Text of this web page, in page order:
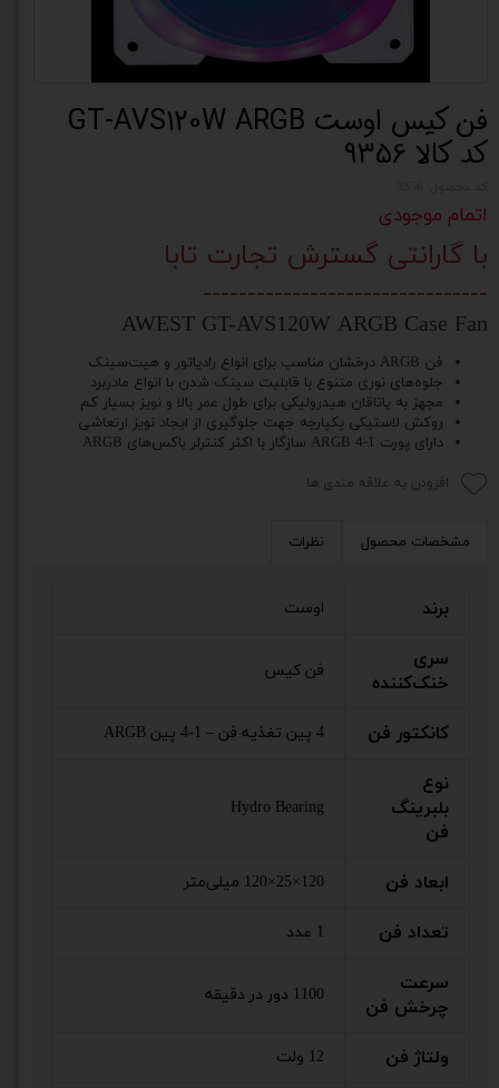
فن کیس اوست GT-AVS120W ARGB
کد کالا 9356
اتمام موجودی
با گارانتی گسترش تجارت تابا
--------------------------------
AWEST GT-AVS120W ARGB Case Fan
فن ARGB درخشان مناسب برای انواع رادیاتور و هیت‌سینک
جلوه‌های نوری متنوع با قابلیت سینک شدن با انواع مادربرد
مجهز به یاتاقان هیدرولیکی برای طول عمر بالا و نویز بسیار کم
روکش لاستیکی یکپارچه جهت جلوگیری از ایجاد نویز ارتعاشی
دارای پورت ARGB 4-1 سازگار با اکثر کنترلر باکس‌های ARGB
افزودن به علاقه مندی ها
مشخصات محصول نظرات
برند اوست
سری
خنک‌کننده
فن کیس
کانکتور فن 4 پین تغذیه فن – 1-4 پین ARGB
نوع
بلبرینگ
فن
Hydro Bearing
ابعاد فن 120×25×120 میلی‌متر
تعداد فن 1 عدد
سرعت
چرخش فن
1100 دور در دقیقه
ولتاژ فن 12 ولت